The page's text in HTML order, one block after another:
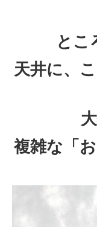
とこ
天井に、
複雑な「